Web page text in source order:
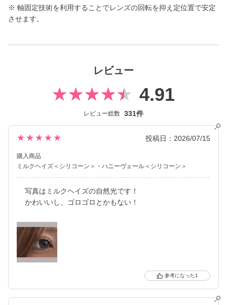
※ 軸固定技術を利用することでレンズの回転を抑え定位置で安定
させます。
レビュー
4.91
レビュー総数 331件
★★★★★ 投稿日：2026/07/15
購入商品
ミルクヘイズ＜シリコーン＞
ハニーヴェール＜シリコーン＞
写真はミルクヘイズの自然光です！
かわいいし、ゴロゴロとかもない！
1